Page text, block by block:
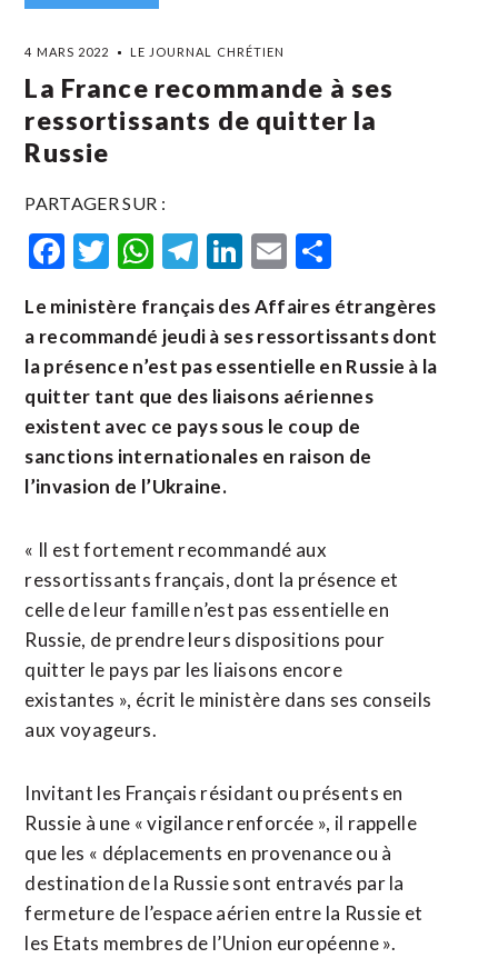
4 MARS 2022 LE JOURNAL CHRÉTIEN
La France recommande à ses
ressortissants de quitter la
Russie
PARTAGER SUR :
Facebook
Twitter
WhatsApp
Telegram
LinkedIn
Email
Le ministère français des Affaires étrangères
a recommandé jeudi à ses ressortissants dont
la présence n’est pas essentielle en Russie à la
quitter tant que des liaisons aériennes
existent avec ce pays sous le coup de
sanctions internationales en raison de
l’invasion de l’Ukraine.
« Il est fortement recommandé aux
ressortissants français, dont la présence et
celle de leur famille n’est pas essentielle en
Russie, de prendre leurs dispositions pour
quitter le pays par les liaisons encore
existantes », écrit le ministère dans ses conseils
aux voyageurs.
Invitant les Français résidant ou présents en
Russie à une « vigilance renforcée », il rappelle
que les « déplacements en provenance ou à
destination de la Russie sont entravés par la
fermeture de l’espace aérien entre la Russie et
les Etats membres de l’Union européenne ».